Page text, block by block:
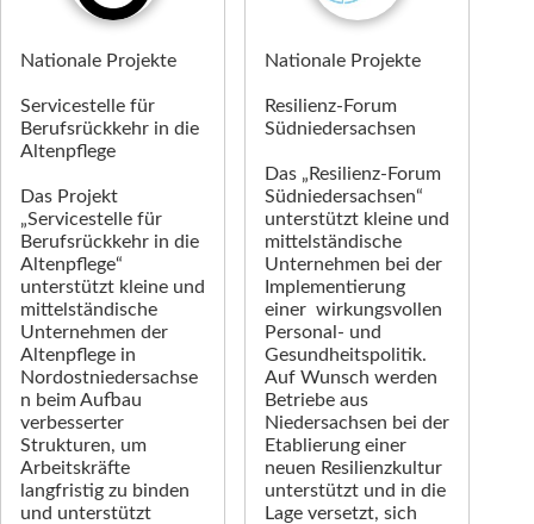
Nationale Projekte
Servicestelle für
Berufsrückkehr in die
Altenpflege
Das Projekt
„Servicestelle für
Berufsrückkehr in die
Altenpflege“
unterstützt kleine und
mittelständische
Unternehmen der
Altenpflege in
Nordostniedersachse
n beim Aufbau
verbesserter
Strukturen, um
Arbeitskräfte
langfristig zu binden
und unterstützt
Nationale Projekte
Resilienz-Forum
Südniedersachsen
Das „Resilienz-Forum
Südniedersachsen“
unterstützt kleine und
mittelständische
Unternehmen bei der
Implementierung
einer wirkungsvollen
Personal- und
Gesundheitspolitik.
Auf Wunsch werden
Betriebe aus
Niedersachsen bei der
Etablierung einer
neuen Resilienzkultur
unterstützt und in die
Lage versetzt, sich